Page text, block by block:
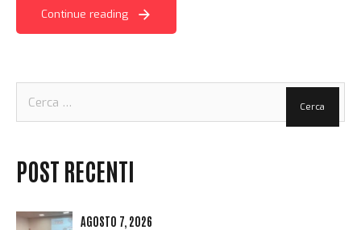
Continue reading
per:
POST RECENTI
AGOSTO 7, 2026